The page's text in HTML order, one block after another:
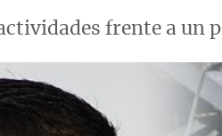
frente a un